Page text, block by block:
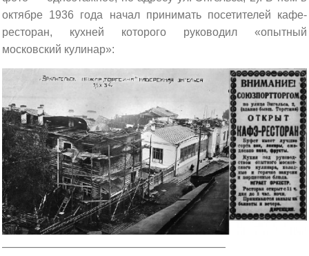
октябре 1936 года начал принимать посетителей кафе-
ресторан, кухней которого руководил «опытный
московский кулинар»: